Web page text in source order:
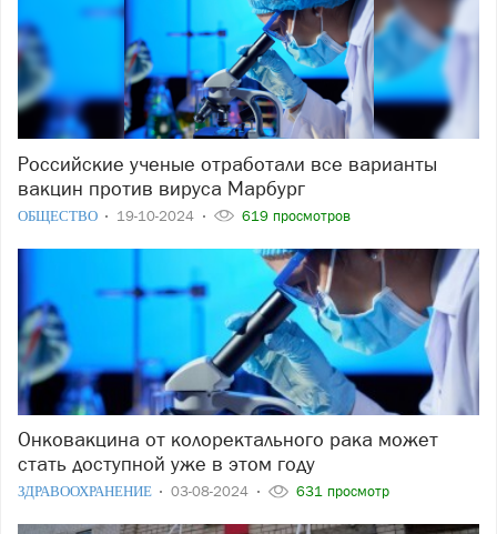
Российские ученые отработали все варианты
вакцин против вируса Марбург
ОБЩЕСТВО 19-10-2024 619 просмотров
Онковакцина от колоректального рака может
стать доступной уже в этом году
ЗДРАВООХРАНЕНИЕ 03-08-2024 631 просмотр